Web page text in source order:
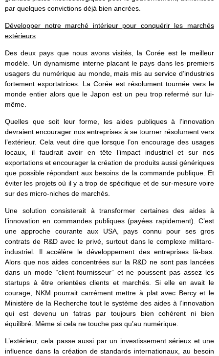
par quelques convictions déjà bien ancrées.
Développer notre marché intérieur pour conquérir les marchés
extérieurs
Des deux pays que nous avons visités, la Corée est le meilleur
modèle. Un dynamisme interne placant le pays dans les premiers
usagers du numérique au monde, mais mis au service d’industries
fortement exportatrices. La Corée est résolument tournée vers le
monde entier alors que le Japon est un peu trop refermé sur lui-
même.
Quelles que soit leur forme, les aides publiques à l’innovation
devraient encourager nos entreprises à se tourner résolument vers
l’extérieur. Cela veut dire que lorsque l’on encourage des usages
locaux, il faudrait avoir en tête l’impact industriel et sur nos
exportations et encourager la création de produits aussi génériques
que possible répondant aux besoins de la commande publique. Et
éviter les projets où il y a trop de spécifique et de sur-mesure voire
sur des micro-niches de marchés.
Une solution consisterait à transformer certaines des aides à
l’innovation en commandes publiques (payées rapidement). C’est
une approche courante aux USA, pays connu pour ses gros
contrats de R&D avec le privé, surtout dans le complexe militaro-
industriel. Il accélère le développement des entreprises là-bas.
Alors que nos aides concentrées sur la R&D ne sont pas lancées
dans un mode “client-fournisseur” et ne poussent pas assez les
startups à être orientées clients et marchés. Si elle en avait le
courage, NKM pourrait carrément mettre à plat avec Bercy et le
Ministère de la Recherche tout le système des aides à l’innovation
qui est devenu un fatras par toujours bien cohérent ni bien
équilibré. Même si cela ne touche pas qu’au numérique.
L’extérieur, cela passe aussi par un investissement sérieux et une
influence dans la création de standards internationaux, au besoin